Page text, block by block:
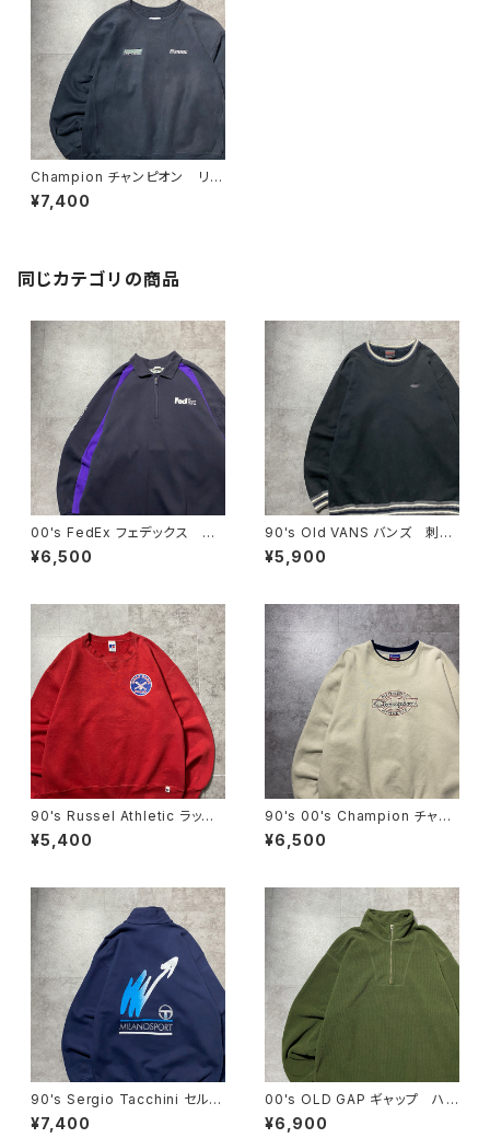
Champion チャンピオン リバ
ースウィーブ 刺繍企業ロゴ
フォードワッペン ヘビーオン
¥7,400
同じカテゴリの商品
00's FedEx フェデックス ハ
ーフジップ ワンポイント プリ
ント スウェット トレーナー
¥6,500
90's Old VANS バンズ 刺繍
ワンポイント ラインリブ ヘビ
ーオンス ブラック 黒 スウェ
¥5,900
90's Russel Athletic ラッセ
ルアスレチック ローカルベー
スボールチーム プリント 前V
¥5,400
90's 00's Champion チャン
ピオン 刺繍ロゴ ラインリ
ブ ベージュ スウェット トレ
¥6,500
90's Sergio Tacchini セルジ
オタッキーニ 刺繍ワンポイン
ト ハーフジップ バックプリン
¥7,400
00's OLD GAP ギャップ ハ
ーフジップ コーデュロイ グリ
ーン フリーススウェット トレ
¥6,900